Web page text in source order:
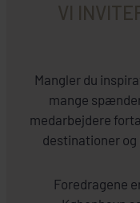
VI
Mangler du
mange
medarbejdere
destinationer og
Foredragene